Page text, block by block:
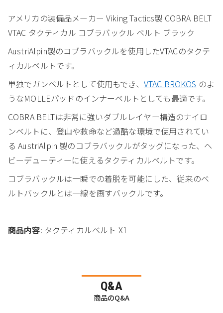
アメリカの装備品メーカー Viking Tactics製 COBRA BELT
VTAC タクティカル コブラバックル ベルト ブラック
AustriAlpin製のコブラバックルを使用したVTACのタクテ
ィカルベルトです。
単独でガンベルトとして使用もでき、 VTAC BROKOS のよ
うなMOLLEパッドのインナーベルトとしても最適です。
COBRA BELTは非常に強いダブルレイヤー構造のナイロ
ンベルトに、登山や救命など過酷な環境で使用されてい
る AustriAlpin 製のコブラバックルがタッグになった、ヘ
ビーデューティーに使えるタクティカルベルトです。
コブラバックルは一瞬での着脱を可能にした、従来のベ
ルトバックルとは一線を画すバックルです。
商品内容: タクティカルベルト X1
Q&A
商品のQ&A